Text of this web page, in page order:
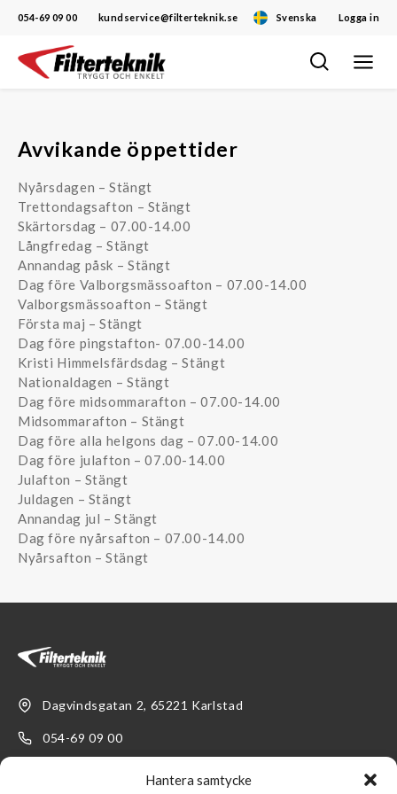
Hantera samtycke
Svenska Logga in
054-69 09 00 kundservice@filterteknik.se
Hoppa
Avvikande öppettider
Nyårsdagen – Stängt
Trettondagsafton – Stängt
Skärtorsdag – 07.00-14.00
Långfredag – Stängt
Annandag påsk – Stängt
Dag före Valborgsmässoafton – 07.00-14.00
Valborgsmässoafton – Stängt
Första maj – Stängt
Dag före pingstafton- 07.00-14.00
Kristi Himmelsfärdsdag – Stängt
Nationaldagen – Stängt
Dag före midsommarafton – 07.00-14.00
Midsommarafton – Stängt
Dag före alla helgons dag – 07.00-14.00
Dag före julafton – 07.00-14.00
Julafton – Stängt
Juldagen – Stängt
Annandag jul – Stängt
Dag före nyårsafton – 07.00-14.00
Nyårsafton – Stängt
Dagvindsgatan 2, 65221 Karlstad
054-69 09 00